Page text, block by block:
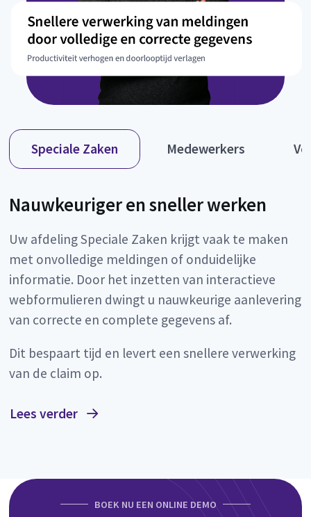
Speciale Zaken Medewerkers
Nauwkeuriger en sneller werken
Uw afdeling Speciale Zaken krijgt vaak te maken
met onvolledige meldingen of onduidelijke
informatie. Door het inzetten van interactieve
webformulieren dwingt u nauwkeurige aanlevering
van correcte en complete gegevens af.
Dit bespaart tijd en levert een snellere verwerking
van de claim op.
Lees verder
BOEK NU EEN ONLINE DEMO